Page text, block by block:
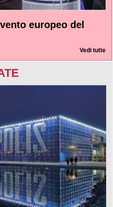
europeo del
Vedi tutte